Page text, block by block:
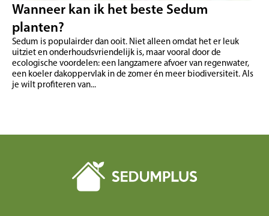
Wanneer kan ik het beste Sedum
planten?
Sedum is populairder dan ooit. Niet alleen omdat het er leuk
uitziet en onderhoudsvriendelijk is, maar vooral door de
ecologische voordelen: een langzamere afvoer van regenwater,
een koeler dakoppervlak in de zomer én meer biodiversiteit. Als
je wilt profiteren van...